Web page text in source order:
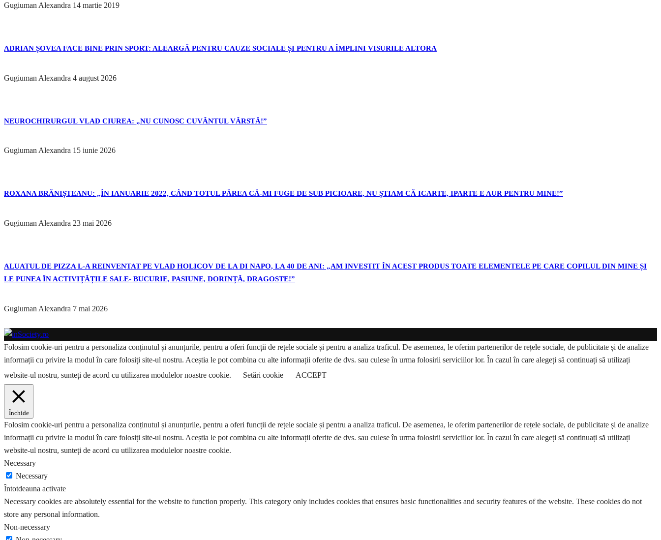
Gugiuman Alexandra 14 martie 2019
ADRIAN ȘOVEA FACE BINE PRIN SPORT: ALEARGĂ PENTRU CAUZE SOCIALE ȘI PENTRU A ÎMPLINI VISURILE ALTORA
Gugiuman Alexandra 4 august 2026
NEUROCHIRURGUL VLAD CIUREA: „NU CUNOSC CUVÂNTUL VÂRSTĂ!”
Gugiuman Alexandra 15 iunie 2026
ROXANA BRĂNIȘTEANU: „ÎN IANUARIE 2022, CÂND TOTUL PĂREA CĂ-MI FUGE DE SUB PICIOARE, NU ȘTIAM CĂ ICARTE, IPARTE E AUR PENTRU MINE!”
Gugiuman Alexandra 23 mai 2026
ALUATUL DE PIZZA L-A REINVENTAT PE VLAD HOLICOV DE LA DI NAPO, LA 40 DE ANI: „AM INVESTIT ÎN ACEST PRODUS TOATE ELEMENTELE PE CARE COPILUL DIN MINE ȘI
LE PUNEA ÎN ACTIVIȚĂȚILE SALE- BUCURIE, PASIUNE, DORINȚĂ, DRAGOSTE!”
Gugiuman Alexandra 7 mai 2026
Folosim cookie-uri pentru a personaliza conținutul și anunțurile, pentru a oferi funcții de rețele sociale și pentru a analiza traficul. De asemenea, le oferim partenerilor de rețele sociale, de publicitate și de analize
informații cu privire la modul în care folosiți site-ul nostru. Aceștia le pot combina cu alte informații oferite de dvs. sau culese în urma folosirii serviciilor lor. În cazul în care alegeți să continuați să utilizați
website-ul nostru, sunteți de acord cu utilizarea modulelor noastre cookie.
Setări cookie ACCEPT
Închide
Folosim cookie-uri pentru a personaliza conținutul și anunțurile, pentru a oferi funcții de rețele sociale și pentru a analiza traficul. De asemenea, le oferim partenerilor de rețele sociale, de publicitate și de analize
informații cu privire la modul în care folosiți site-ul nostru. Aceștia le pot combina cu alte informații oferite de dvs. sau culese în urma folosirii serviciilor lor. În cazul în care alegeți să continuați să utilizați
website-ul nostru, sunteți de acord cu utilizarea modulelor noastre cookie.
Necessary
Necessary
Întotdeauna activate
Necessary cookies are absolutely essential for the website to function properly. This category only includes cookies that ensures basic functionalities and security features of the website. These cookies do not
store any personal information.
Non-necessary